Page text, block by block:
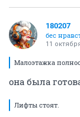
180207
бес
11
Малоэтажка
она была
Лифты стоят.